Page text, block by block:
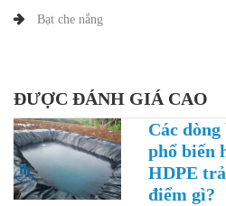
Bạt che nắng
ĐƯỢC ĐÁNH GIÁ CAO
Các
phổ biến
HDPE
điểm gì?